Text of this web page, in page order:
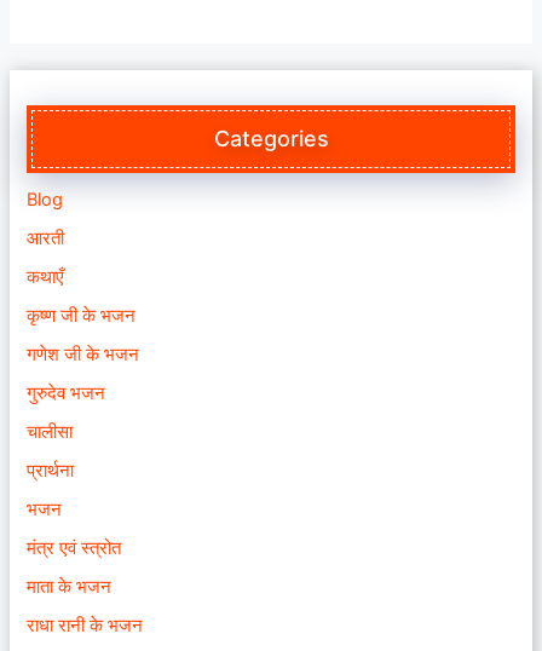
Categories
Blog
आरती
कथाएँ
कृष्ण जी के भजन
गणेश जी के भजन
गुरुदेव भजन
चालीसा
प्रार्थना
भजन
मंत्र एवं स्त्रोत
माता के भजन
राधा रानी के भजन